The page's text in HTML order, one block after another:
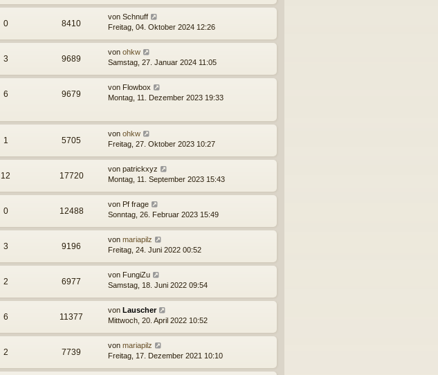
0 8410
von Schnuff
Freitag, 04. Oktober 2024 12:26
3 9689
von ohkw
Samstag, 27. Januar 2024 11:05
6 9679
von Flowbox
Montag, 11. Dezember 2023 19:33
1 5705
von ohkw
Freitag, 27. Oktober 2023 10:27
12 17720
von patrickxyz
Montag, 11. September 2023 15:43
0 12488
von Pf frage
Sonntag, 26. Februar 2023 15:49
3 9196
von mariapilz
Freitag, 24. Juni 2022 00:52
2 6977
von FungiZu
Samstag, 18. Juni 2022 09:54
6 11377
von Lauscher
Mittwoch, 20. April 2022 10:52
2 7739
von mariapilz
Freitag, 17. Dezember 2021 10:10